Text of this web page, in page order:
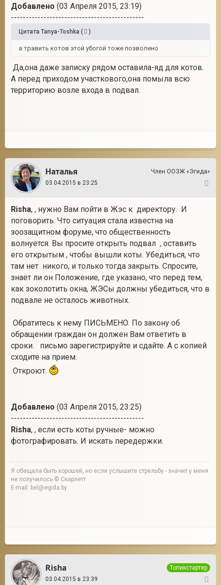
Добавлено (03 Апреля 2015, 23:19)
---------------------------------------------
Цитата Tanya-Toshka ( )
а травить котов этой убогой тоже позволено
Да,она даже записку рядом оставила-яд для котов.
А перед приходом участкового,она помыла всю
территорию возле входа в подвал.
Наталья
Член ООЗЖ «Эгида»
03.04.2015 в 23:25
Risha, , нужно Вам пойти в Жэс к директору. И
поговорить. Что ситуация стала известна на
зоозащитном форуме, что общественность
волнуется. Вы просите открыть подвал , оставить
его открытым , чтобы вышли коты. Убедиться, что
там нет никого, и только тогда закрыть. Спросите,
знает ли он Положение, где указано, что перед тем,
как зоколотить окна, ЖЭСы должны убедиться, что в
подвале не осталось животных.
Обратитесь к нему ПИСЬМЕНО. По закону об
обращении граждан он должен Вам ответить в
сроки. письмо зарегистрируйте и сдайте. А с копией
сходите на прием.
Откроют.
Добавлено (03 Апреля 2015, 23:25)
---------------------------------------------
Risha, , если есть коты ручные- можно
фотографировать. И искать передержки.
Я обещала быть хорошей, но если услышите стрельбу - значит у меня
не получилось © Скарлетт
E-mail: bel@egida.by
Risha
Топикстартер
03.04.2015 в 23:39